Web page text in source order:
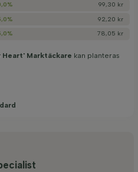
99,30 kr
92,20 kr
78,05 kr
Heart' Marktäckare kan planteras